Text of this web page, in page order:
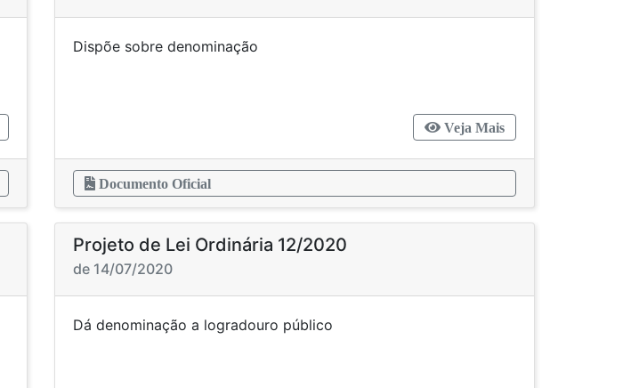
Dispõe sobre denominação
Veja Mais
Documento Oficial
Projeto de Lei Ordinária 12/2020
de 14/07/2020
Dá denominação a logradouro público